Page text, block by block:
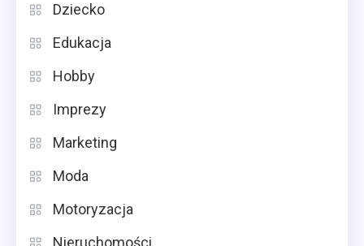
Dziecko
Edukacja
Hobby
Imprezy
Marketing
Moda
Motoryzacja